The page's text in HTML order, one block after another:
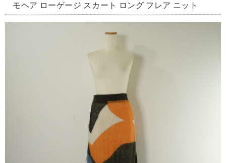
モヘア ローゲージ スカート ロング フレア ニット